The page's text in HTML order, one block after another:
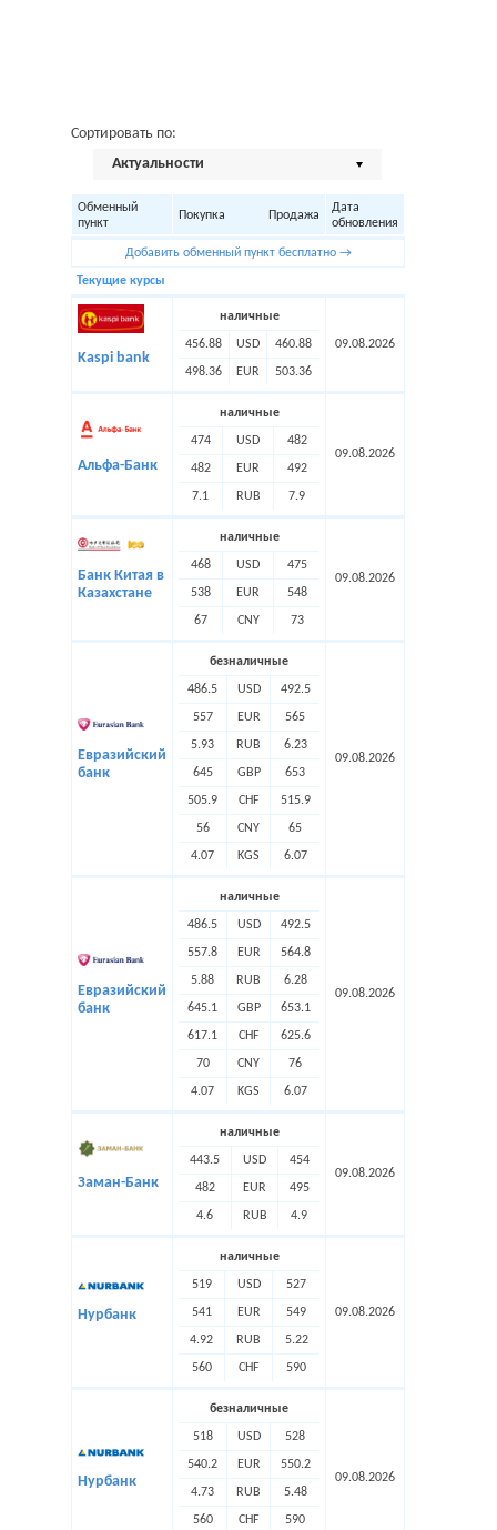
Сортировать по:
Актуальности
Обменный
пункт
Покупка Продажа
Дата
обновления
Добавить обменный пункт бесплатно →
Текущие курсы
Kaspi bank
наличные
456.88 USD 460.88
498.36 EUR 503.36
09.08.2026
Альфа-Банк
наличные
474 USD 482
482 EUR 492
7.1 RUB 7.9
09.08.2026
Банк Китая в
Казахстане
наличные
468 USD 475
538 EUR 548
67 CNY 73
09.08.2026
Евразийский
банк
безналичные
486.5 USD 492.5
557 EUR 565
5.93 RUB 6.23
645 GBP 653
505.9 CHF 515.9
56 CNY 65
4.07 KGS 6.07
09.08.2026
Евразийский
банк
наличные
486.5 USD 492.5
557.8 EUR 564.8
5.88 RUB 6.28
645.1 GBP 653.1
617.1 CHF 625.6
70 CNY 76
4.07 KGS 6.07
09.08.2026
Заман-Банк
наличные
443.5 USD 454
482 EUR 495
4.6 RUB 4.9
09.08.2026
Нурбанк
наличные
519 USD 527
541 EUR 549
4.92 RUB 5.22
560 CHF 590
09.08.2026
Нурбанк
безналичные
518 USD 528
540.2 EUR 550.2
4.73 RUB 5.48
560 CHF 590
09.08.2026